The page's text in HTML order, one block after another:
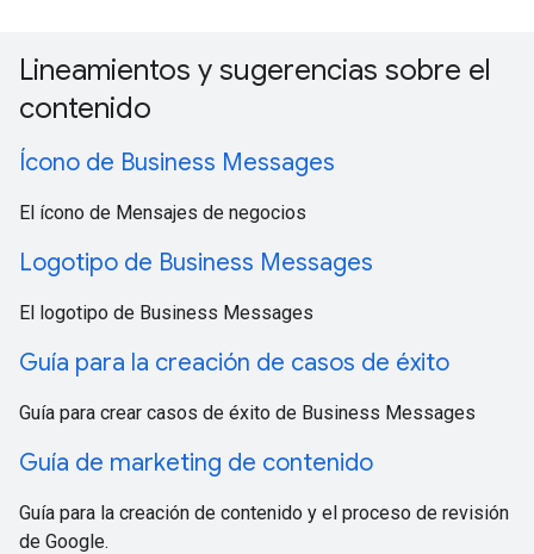
Lineamientos y sugerencias sobre el
contenido
Ícono de Business Messages
El ícono de Mensajes de negocios
Logotipo de Business Messages
El logotipo de Business Messages
Guía para la creación de casos de éxito
Guía para crear casos de éxito de Business Messages
Guía de marketing de contenido
Guía para la creación de contenido y el proceso de revisión
de Google.